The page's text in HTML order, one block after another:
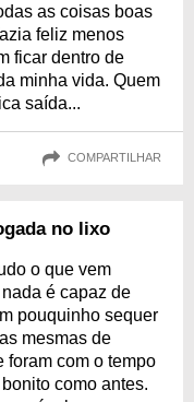
as coisas boas
feliz menos
ficar dentro de
minha vida. Quem
saída...
COMPARTILHAR
no lixo
o que vem
é capaz de
pouquinho sequer
mesmas de
foram com o tempo
como antes.